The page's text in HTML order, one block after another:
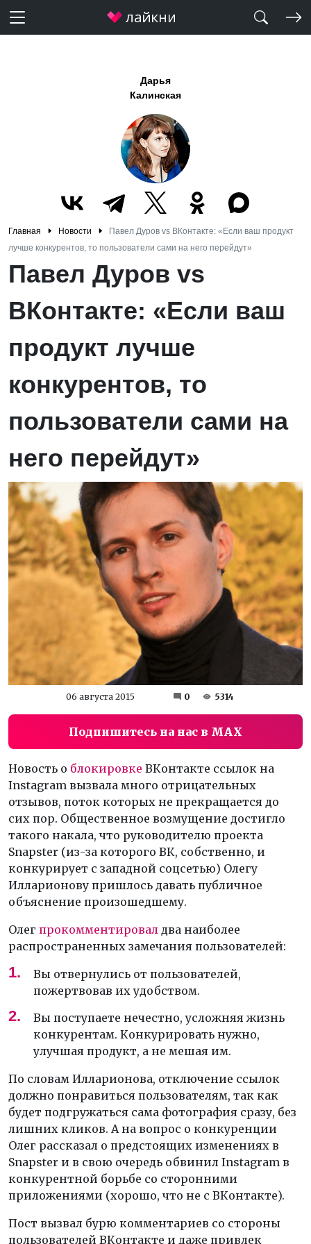
Дарья
Калинская
Главная Новости
Павел Дуров vs ВКонтакте: «Если ваш продукт
лучше конкурентов, то пользователи сами на него перейдут»
Павел Дуров vs
ВКонтакте: «Если ваш
продукт лучше
конкурентов, то
пользователи сами на
него перейдут»
06 августа 2015 0 5314
Подпишитесь на нас в MAX
Новость о блокировке ВКонтакте ссылок на
Instagram вызвала много отрицательных
отзывов, поток которых не прекращается до
сих пор. Общественное возмущение достигло
такого накала, что руководителю проекта
Snapster (из-за которого ВК, собственно, и
конкурирует с западной соцсетью) Олегу
Илларионову пришлось давать публичное
объяснение произошедшему.
Олег прокомментировал два наиболее
распространенных замечания пользователей:
Вы отвернулись от пользователей,
пожертвовав их удобством.
Вы поступаете нечестно, усложняя жизнь
конкурентам. Конкурировать нужно,
улучшая продукт, а не мешая им.
По словам Илларионова, отключение ссылок
должно понравиться пользователям, так как
будет подгружаться сама фотография сразу, без
лишних кликов. А на вопрос о конкуренции
Олег рассказал о предстоящих изменениях в
Snapster и в свою очередь обвинил Instagram в
конкурентной борьбе со сторонними
приложениями (хорошо, что не с ВКонтакте).
Пост вызвал бурю комментариев со стороны
пользователей ВКонтакте и даже привлек